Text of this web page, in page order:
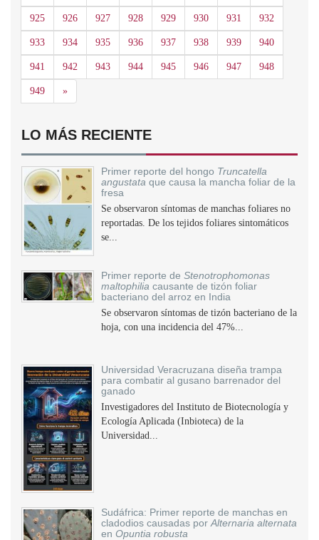
925 926 927 928 929 930 931 932
933 934 935 936 937 938 939 940
941 942 943 944 945 946 947 948
949 »Siguiente
LO MÁS RECIENTE
Primer reporte del hongo Truncatella
angustata que causa la mancha foliar de la
fresa
Se observaron síntomas de manchas foliares no
reportadas. De los tejidos foliares sintomáticos
se...
Primer reporte de Stenotrophomonas
maltophilia causante de tizón foliar
bacteriano del arroz en India
Se observaron síntomas de tizón bacteriano de la
hoja, con una incidencia del 47%...
Universidad Veracruzana diseña trampa
para combatir al gusano barrenador del
ganado
Investigadores del Instituto de Biotecnología y
Ecología Aplicada (Inbioteca) de la
Universidad...
Sudáfrica: Primer reporte de manchas en
cladodios causadas por Alternaria alternata
en Opuntia robusta